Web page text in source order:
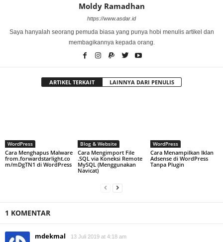
Moldy Ramadhan
https://www.asdar.id
Saya hanyalah seorang pemuda biasa yang punya hobi menulis artikel dan
membagikannya kepada orang.
ARTIKEL TERKAIT LAINNYA DARI PENULIS
WordPress
Cara Menghapus Malware
from.forwardstarlight.co
m/mDgTN1 di WordPress
Blog & Website
Cara Mengimport File
.SQL via Koneksi Remote
MySQL (Menggunakan
Navicat)
WordPress
Cara Menampilkan Iklan
Adsense di WordPress
Tanpa Plugin
1 KOMENTAR
mdekmal 13 Juli 2019 at 4:18 am